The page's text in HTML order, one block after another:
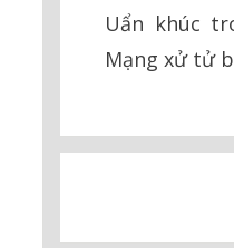
Uẩn khúc
Mạng xử tử